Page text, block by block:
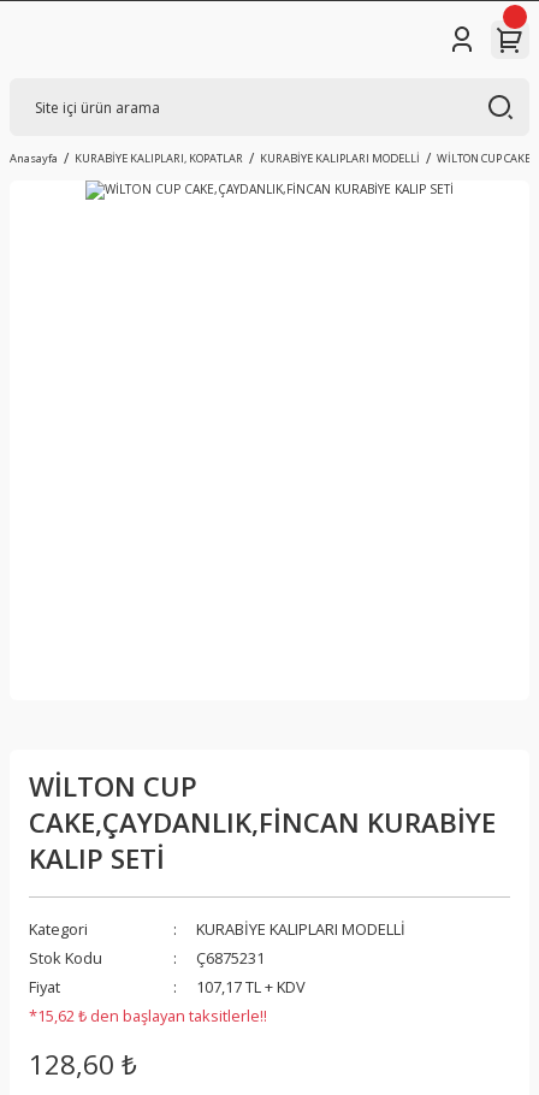
Anasayfa KURABİYE KALIPLARI, KOPATLAR KURABİYE KALIPLARI MODELLİ WİLTON CUP
WİLTON CUP
CAKE,ÇAYDANLIK,FİNCAN KURABİYE
KALIP SETİ
Kategori
KURABİYE KALIPLARI MODELLİ
Stok Kodu
Ç6875231
Fiyat
107,17 TL + KDV
*15,62 ₺ den başlayan taksitlerle!!
128,60 ₺